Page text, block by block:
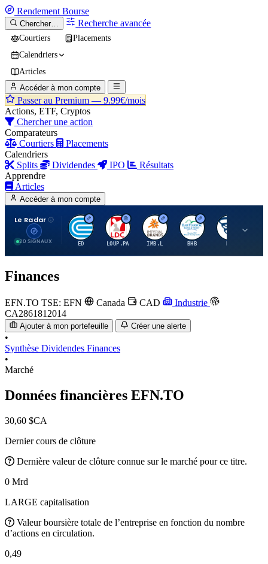
Rendement Bourse
Chercher… Recherche avancée
Courtiers
Placements
Calendriers
Articles
Accéder à mon compte
Passer au Premium — 9.99€/mois
Actions, ETF, Cryptos
Chercher une action
Comparateurs
Courtiers
Placements
Calendriers
Splits
Dividendes IPO
Résultats
Apprendre
Articles
Accéder à mon compte
Le Radar
20 SIGNAUX
C
ED
L
LOUP.PA
I
IMB.L
B
BHB
B
Finances
EFN.TO TSE: EFN Canada CAD
Industrie
CA2861812014
Ajouter à mon portefeuille Créer une alerte
•
Synthèse Dividendes Finances
•
Marché
Données financières EFN.TO
30,60 $CA
Dernier cours de clôture
Dernière valeur de clôture connue sur le marché pour ce titre.
0 Mrd
LARGE capitalisation
Valeur boursière totale de l’entreprise en fonction du nombre
d’actions en circulation.
0,49